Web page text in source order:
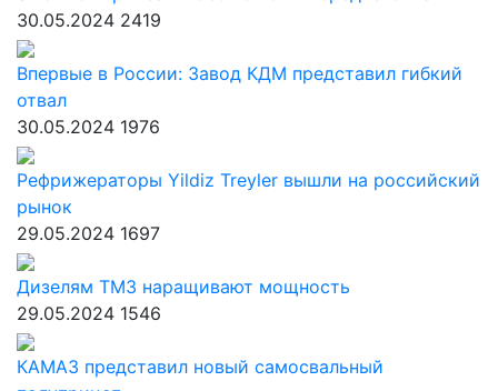
30.05.2024 2419
Впервые в России: Завод КДМ представил гибкий
отвал
30.05.2024 1976
Рефрижераторы Yildiz Treyler вышли на российский
рынок
29.05.2024 1697
Дизелям ТМЗ наращивают мощность
29.05.2024 1546
КАМАЗ представил новый самосвальный